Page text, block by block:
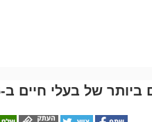
של בעלי חיים ב-2026